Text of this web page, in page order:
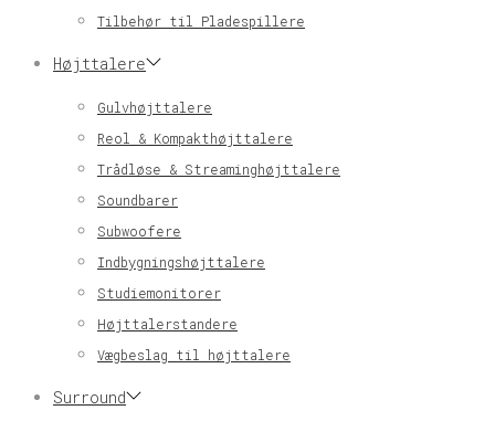
Tilbehør til Pladespillere
Højttalere
Gulvhøjttalere
Reol & Kompakthøjttalere
Trådløse & Streaminghøjttalere
Soundbarer
Subwoofere
Indbygningshøjttalere
Studiemonitorer
Højttalerstandere
Vægbeslag til højttalere
Surround